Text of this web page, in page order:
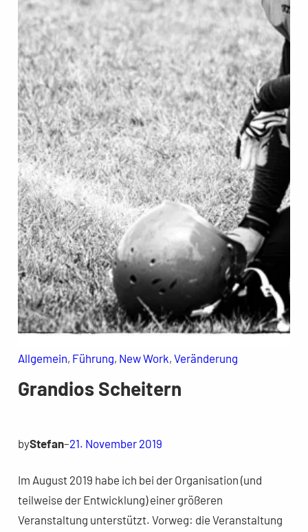
Allgemein, Führung, New Work, Veränderung
Grandios Scheitern
byStefan–21. November 2019
Im August 2019 habe ich bei der Organisation (und
teilweise der Entwicklung) einer größeren
Veranstaltung unterstützt. Vorweg: die Veranstaltung